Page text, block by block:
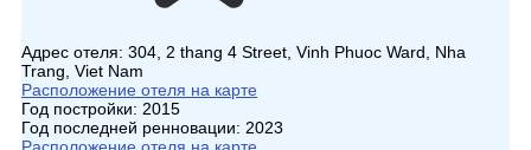
Адрес отеля: 304, 2 thang 4 Street, Vinh Phuoc Ward, Nha
Trang, Viet Nam
Расположение отеля на карте
Год постройки: 2015
Год последней ренновации: 2023